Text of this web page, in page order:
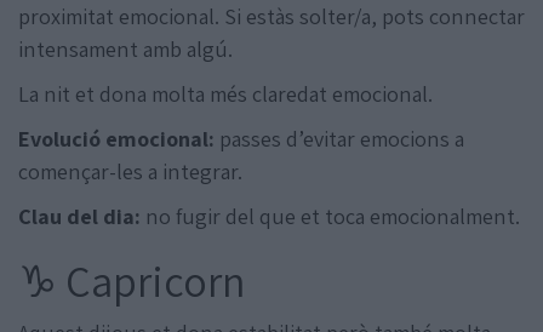
proximitat emocional. Si estàs solter/a, pots connectar
intensament amb algú.
La nit et dona molta més claredat emocional.
Evolució emocional: passes d’evitar emocions a
començar-les a integrar.
Clau del dia: no fugir del que et toca emocionalment.
♑ Capricorn